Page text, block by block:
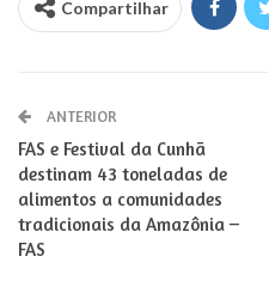
Compartilhar
ANTERIOR
FAS e Festival da Cunhã
destinam 43 toneladas de
alimentos a comunidades
tradicionais da Amazônia –
FAS